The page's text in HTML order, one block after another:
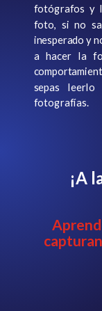
fotógrafos y
foto, si no
inesperado y
a hacer la
sepas
fotografías.
¡A